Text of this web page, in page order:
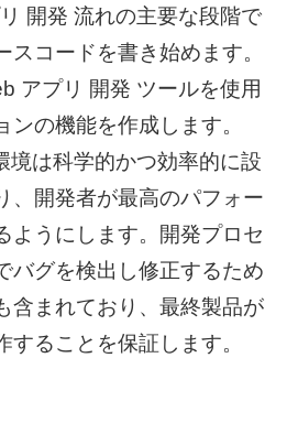
開発 流れの主要な段階で
スコードを書き始めます。
アプリ 開発 ツールを使用
ンの機能を作成します。
境は科学的かつ効率的に設
、開発者が最高のパフォー
ようにします。開発プロセ
バグを検出し修正するため
含まれており、最終製品が
ることを保証します。